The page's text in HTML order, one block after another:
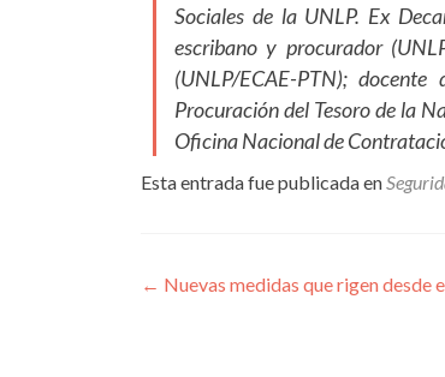
Sociales de la UNLP. Ex
escribano y procurador
(UNLP/ECAE-PTN);
Procuración del Tesoro de la
Oficina Nacional de
Esta entrada fue publicada en
Navegación
← Nuevas medidas que rigen desde